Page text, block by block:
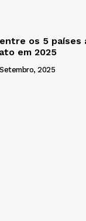
os 5 países
em 2025
2025